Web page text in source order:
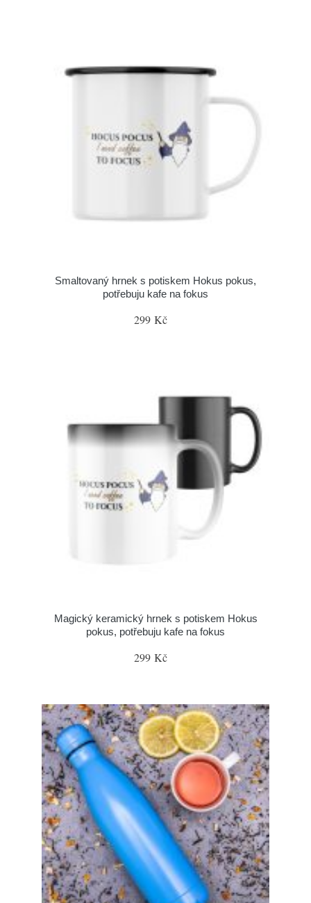
Smaltovaný hrnek s potiskem Hokus pokus,
potřebuju kafe na fokus
299 Kč
Magický keramický hrnek s potiskem Hokus
pokus, potřebuju kafe na fokus
299 Kč